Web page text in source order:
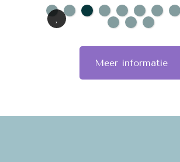
Meer informatie